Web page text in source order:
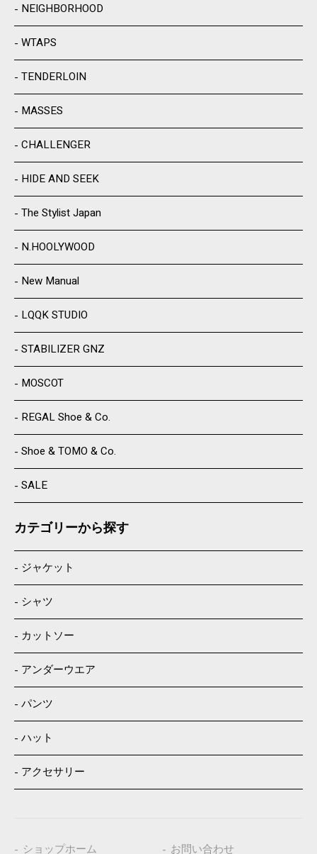
NEIGHBORHOOD
WTAPS
TENDERLOIN
MASSES
CHALLENGER
HIDE AND SEEK
The Stylist Japan
N.HOOLYWOOD
New Manual
LQQK STUDIO
STABILIZER GNZ
MOSCOT
REGAL Shoe & Co.
Shoe & TOMO & Co.
SALE
カテゴリーから探す
ジャケット
シャツ
カットソー
アンダーウエア
パンツ
ハット
アクセサリー
ショップホーム お問い合わせ